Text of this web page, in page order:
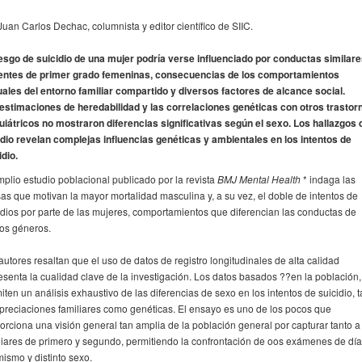
Carlos Dechac, columnista y editor científico de SIIC.
de suicidio de una mujer podría verse influenciado por conductas
de primer grado femeninas, consecuencias de los comportamientos
del entorno familiar compartido y diversos factores de alcance social.
de heredabilidad y las correlaciones genéticas con otros
no mostraron diferencias significativas según el sexo. Los hallazgos
revelan complejas influencias genéticas y ambientales en los intentos de
estudio poblacional publicado por la revista BMJ Mental Health* indaga las
que motivan la mayor mortalidad masculina y, a su vez, el doble de intentos de
por parte de las mujeres, comportamientos que diferencian las conductas de
géneros.
resaltan que el uso de datos de registro longitudinales de alta calidad
la cualidad clave de la investigación. Los datos basados ??en la población,
un análisis exhaustivo de las diferencias de sexo en los intentos de suicidio,
familiares como genéticas. El ensayo es uno de los pocos que
una visión general tan amplia de la población general por capturar tanto a
de primero y segundo, permitiendo la confrontación de oos exámenes de
y distinto sexo.